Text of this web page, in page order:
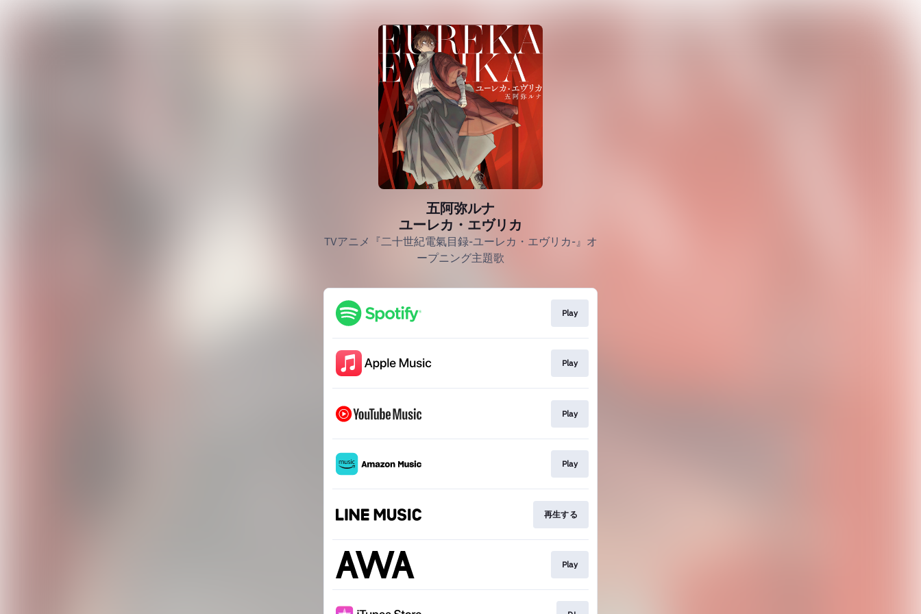
五阿弥ルナ
ユーレカ・エヴリカ
TVアニメ『二十世紀電氣目録-ユーレカ・エヴリカ-』オ
ープニング主題歌
Play
Play
Play
Play
再生する
Play